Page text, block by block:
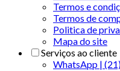
Termos e
Termos de
Politica de
Mapa do site
Serviços ao cliente
WhatsApp |